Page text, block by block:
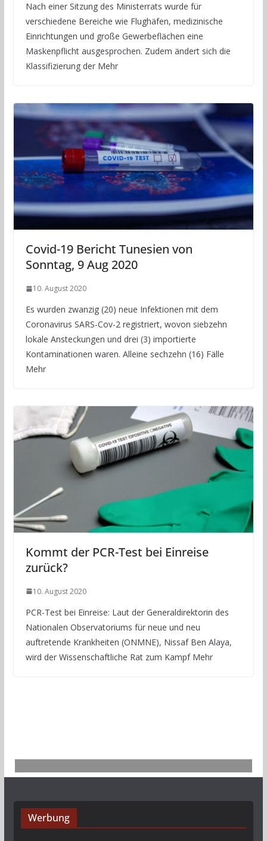
Nach einer Sitzung des Ministerrats wurde für
verschiedene Bereiche wie Flughäfen, medizinische
Einrichtungen und große Gewerbeflächen eine
Maskenpflicht ausgesprochen. Zudem ändert sich die
Klassifizierung der Mehr
Covid-19 Bericht Tunesien von
Sonntag, 9 Aug 2020
10. August 2020
Es wurden zwanzig (20) neue Infektionen mit dem
Coronavirus SARS-Cov-2 registriert, wovon siebzehn
lokale Ansteckungen und drei (3) importierte
Kontaminationen waren. Alleine sechzehn (16) Fälle
Mehr
Kommt der PCR-Test bei Einreise
zurück?
10. August 2020
PCR-Test bei Einreise: Laut der Generaldirektorin des
Nationalen Observatoriums für neue und neu
auftretende Krankheiten (ONMNE), Nissaf Ben Alaya,
wird der Wissenschaftliche Rat zum Kampf Mehr
Werbung